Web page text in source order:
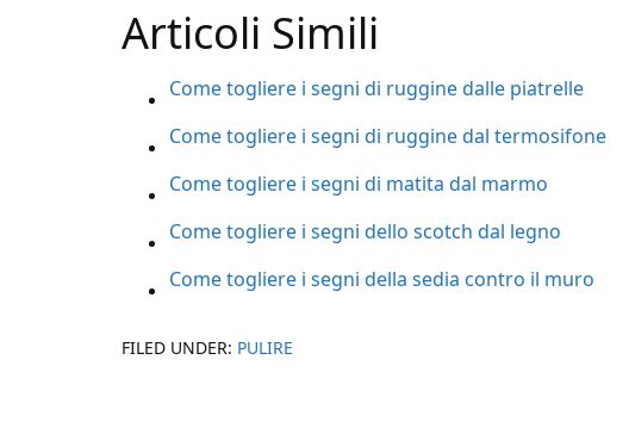
Articoli Simili
Come togliere i segni di ruggine dalle piatrelle
Come togliere i segni di ruggine dal termosifone
Come togliere i segni di matita dal marmo
Come togliere i segni dello scotch dal legno
Come togliere i segni della sedia contro il muro
FILED UNDER: PULIRE